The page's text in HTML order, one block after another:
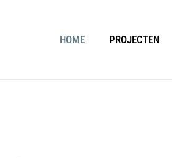
HOME PROJECTEN